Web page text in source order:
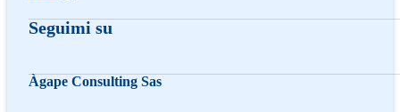
Seguimi suSeguimi su Facebook
Follow us on Instagram
Follow us on X
Àgape Consulting Sas